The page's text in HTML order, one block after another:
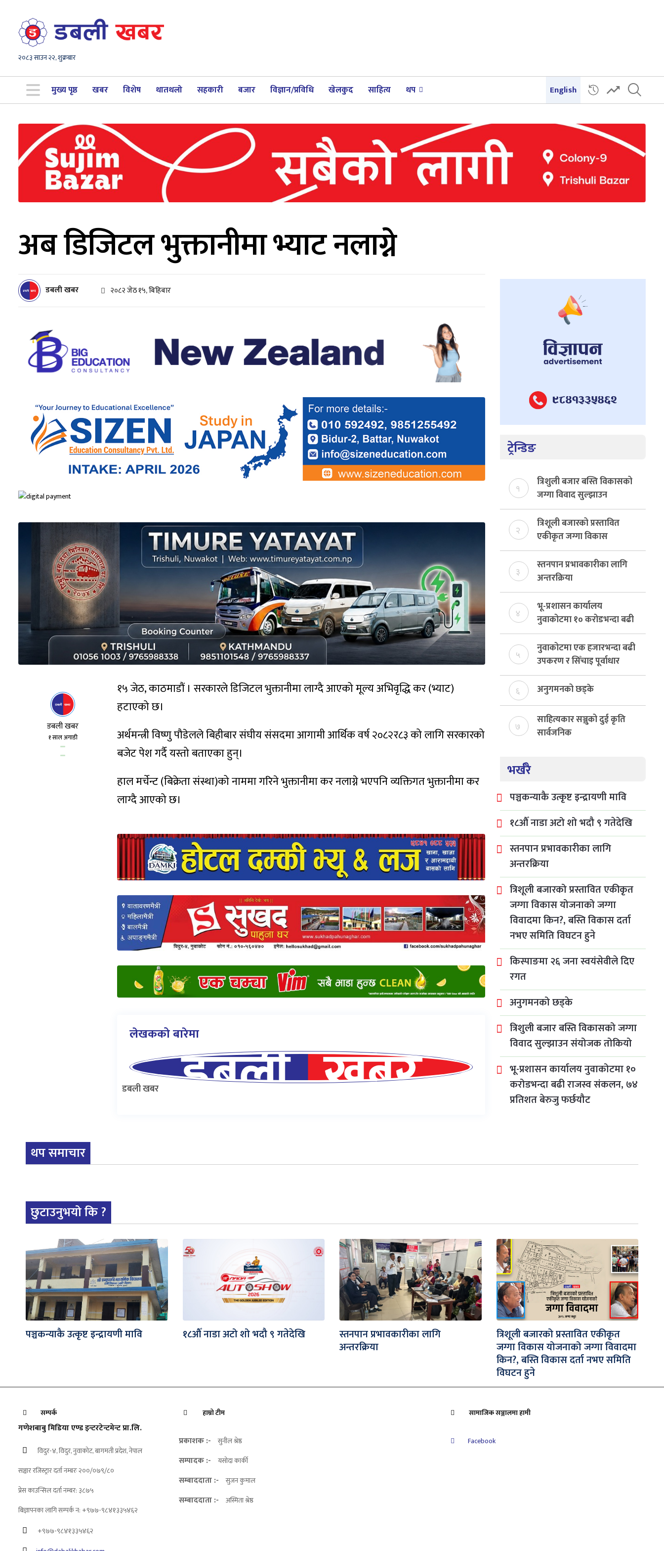
२०८३ साउन २२, शुक्रबार
मुख्य पृष्ठ खबर विशेष थातथलो सहकारी बजार विज्ञान/प्रविधि खेलकुद साहित्य थप English
अब डिजिटल भुक्तानीमा भ्याट नलाग्ने
डबली खबर २०८२ जेठ १५, बिहिबार
डबली खबर
१ साल अगाडी
१५ जेठ, काठमाडौं । सरकारले डिजिटल भुक्तानीमा लाग्दै आएको मूल्य अभिवृद्धि कर (भ्याट)
हटाएको छ।
अर्थमन्त्री विष्णु पौडेलले बिहीबार संघीय संसदमा आगामी आर्थिक वर्ष २०८२र८३ को लागि सरकारको
बजेट पेश गर्दै यस्तो बताएका हुन्।
हाल मर्चेन्ट (बिक्रेता संस्था)को नाममा गरिने भुक्तानीमा कर नलाग्ने भएपनि व्यक्तिगत भुक्तानीमा कर
लाग्दै आएको छ।
लेखकको बारेमा
डबली खबर
ट्रेन्डिङ
१
त्रिशुली बजार बस्ति विकासको
जग्गा विवाद सुल्झाउन
संयोजक तोकियो
२
त्रिशूली बजारको प्रस्तावित
एकीकृत जग्गा विकास
योजनाको जग्गा विवादमा
किन?, बस्ति विकास दर्ता नभए
समिति विघटन हुने
३
स्तनपान प्रभावकारीका लागि
अन्तरक्रिया
४
भू-प्रशासन कार्यालय
नुवाकोटमा १० करोडभन्दा बढी
राजस्व संकलन, ७४ प्रतिशत
बेरुजु फर्छयौट
५
नुवाकोटमा एक हजारभन्दा बढी
उपकरण र सिँचाइ पूर्वाधार
निर्माण
६ अनुगमनको छड्के
७
साहित्यकार सञ्जुको दुई कृति
सार्वजनिक
भर्खरै
पञ्चकन्याकै उत्कृष्ट इन्द्रायणी मावि
१८औँ नाडा अटो शो भदौ ९ गतेदेखि
स्तनपान प्रभावकारीका लागि
अन्तरक्रिया
त्रिशूली बजारको प्रस्तावित एकीकृत
जग्गा विकास योजनाको जग्गा
विवादमा किन?, बस्ति विकास दर्ता
नभए समिति विघटन हुने
किस्पाङमा २६ जना स्वयंसेवीले दिए
रगत
अनुगमनको छड्के
त्रिशुली बजार बस्ति विकासको जग्गा
विवाद सुल्झाउन संयोजक तोकियो
भू-प्रशासन कार्यालय नुवाकोटमा १०
करोडभन्दा बढी राजस्व संकलन, ७४
प्रतिशत बेरुजु फर्छयौट
थप समाचार
छुटाउनुभयो कि ?
पञ्चकन्याकै उत्कृष्ट इन्द्रायणी मावि १८औँ नाडा अटो शो भदौ ९ गतेदेखि स्तनपान प्रभावकारीका लागि
अन्तरक्रिया
त्रिशूली बजारको प्रस्तावित एकीकृत
जग्गा विकास योजनाको जग्गा विवादमा
किन?, बस्ति विकास दर्ता नभए समिति
विघटन हुने
सम्पर्क
गणेशबाबु मिडिया एण्ड इन्टरटेन्टमेन्ट प्रा.लि.
विदुर-४, विदुर, नुवाकोट, बागमती प्रदेश, नेपाल
सञ्चार रजिस्ट्रार दर्ता नम्बरः २००/०७९/८०
प्रेस काउन्सिल दर्ता नम्बर: ३८७५
बिज्ञापनका लागि सम्पर्क न: +९७७-९८४१३३५४६२
+९७७-९८४१३३५४६२
हाम्रो टीम
प्रकाशक :- सुनील श्रेष्ठ
सम्पादक :- यसोदा कार्की
सम्बाददाता :- सुजन कुमाल
सम्बाददाता :- अस्मिता श्रेष्ठ
सामाजिक सञ्जालमा हामी
Facebook